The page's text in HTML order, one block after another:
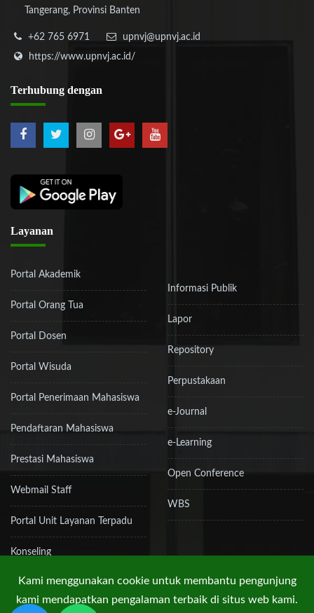
Tangerang, Provinsi Banten
+62 765 6971
upnvj@upnvj.ac.id
https://www.upnvj.ac.id/
Terhubung dengan
Layanan
Portal Akademik
Portal Orang Tua
Portal Dosen
Portal Wisuda
Portal Penerimaan Mahasiswa
Pendaftaran Mahasiswa
Prestasi Mahasiswa
Webmail Staff
Portal Unit Layanan Terpadu
Konseling
Informasi Publik
Lapor
Repository
Perpustakaan
e-Journal
e-Learning
Open Conference
WBS
Kami menggunakan cookie untuk membantu pengunjung
kami mendapatkan pengalaman terbaik di situs web kami.